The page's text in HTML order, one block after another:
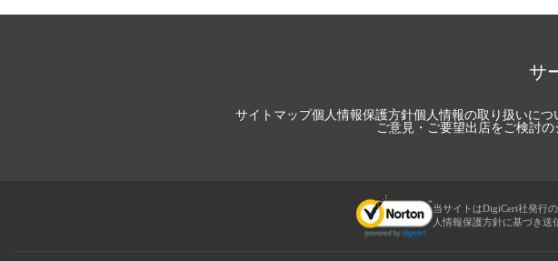
サ
サイトマップ個人情報保護方針個人情報の取り扱いにつ
ご意見・ご要望出店をご検討の
当サイトはDigiCert社発行
人情報保護方針に基づき送